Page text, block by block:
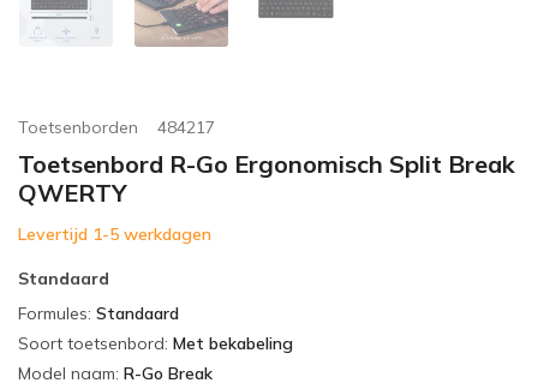
Toetsenborden 484217
Toetsenbord R-Go Ergonomisch Split Break
QWERTY
Levertijd 1-5 werkdagen
Standaard
Formules: Standaard
Soort toetsenbord: Met bekabeling
Model naam: R-Go Break